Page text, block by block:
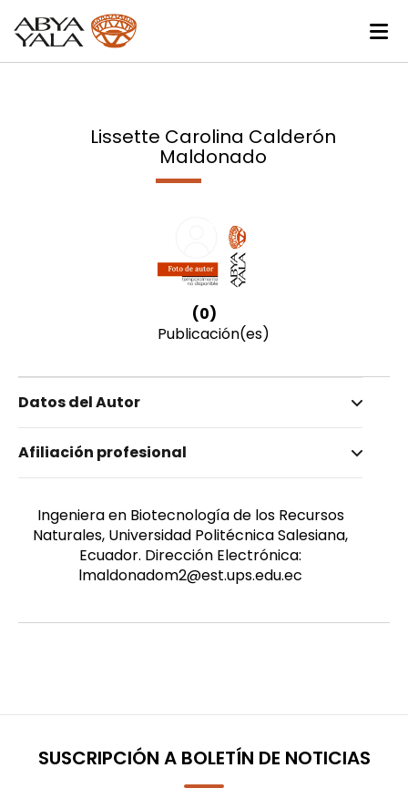
Lissette Carolina Calderón
Maldonado
(0)
Publicación(es)
Datos del Autor
Calderón Maldonado, Lissette Carolina
Femenino
Afiliación profesional
Ingeniera en Biotecnología de los Recursos
Naturales, Universidad Politécnica Salesiana,
Ecuador. Dirección Electrónica:
lmaldonadom2@est.ups.edu.ec
SUSCRIPCIÓN A BOLETÍN DE NOTICIAS